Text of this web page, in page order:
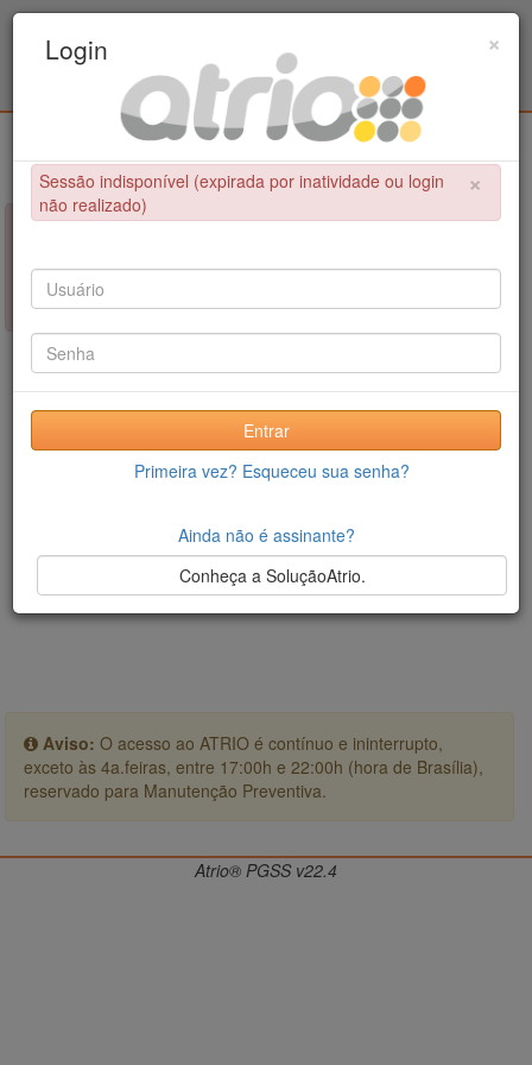
Civil / UPE
×
NÃO FOI POSSÍVEL CONCLUIR A OPERAÇÃO
Sessão indisponível (expirada por inatividade ou login não
realizado)
Aviso: O acesso ao ATRIO é contínuo e ininterrupto,
exceto às 4a.feiras, entre 17:00h e 22:00h (hora de Brasília),
reservado para Manutenção Preventiva.
×
Login
×
Sessão indisponível (expirada por inatividade ou login
não realizado)
Entrar
Primeira vez? Esqueceu sua senha?
Ainda não é assinante?
Conheça a SoluçãoAtrio.
Atrio® PGSS v22.4